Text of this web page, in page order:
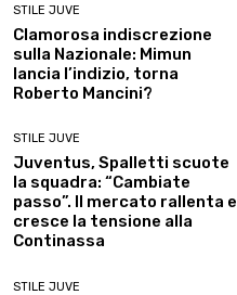
STILE JUVE
Clamorosa indiscrezione
sulla Nazionale: Mimun
lancia l’indizio, torna
Roberto Mancini?
STILE JUVE
Juventus, Spalletti scuote
la squadra: “Cambiate
passo”. Il mercato rallenta e
cresce la tensione alla
Continassa
STILE JUVE